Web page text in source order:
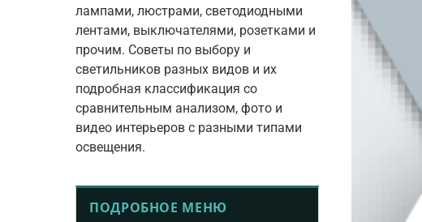
лампами, люстрами, светодиодными
лентами, выключателями, розетками и
прочим. Советы по выбору и
светильников разных видов и их
подробная классификация со
сравнительным анализом, фото и
видео интерьеров с разными типами
освещения.
ПОДРОБНОЕ МЕНЮ